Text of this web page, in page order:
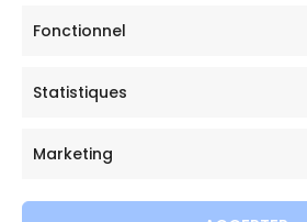
Fonctionnel
Statistiques
Marketing
beautés scintillantes. Une question